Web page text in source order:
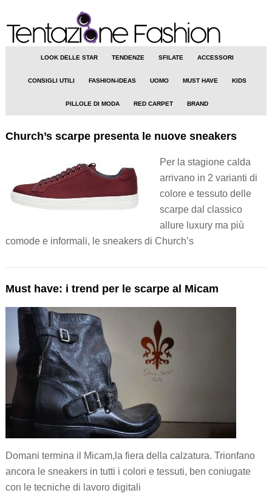
LOOK DELLE STAR TENDENZE SFILATE ACCESSORI
CONSIGLI UTILI FASHION-IDEAS UOMO MUST HAVE KIDS
PILLOLE DI MODA RED CARPET BRAND
Church’s scarpe presenta le nuove sneakers
Per la stagione calda
arrivano in 2 varianti di
colore e tessuto delle
scarpe dal classico
allure luxury ma più
comode e informali, le sneakers di Church’s
Must have: i trend per le scarpe al Micam
Domani termina il Micam,la fiera della calzatura. Trionfano
ancora le sneakers in tutti i colori e tessuti, ben coniugate
con le tecniche di lavoro digitali